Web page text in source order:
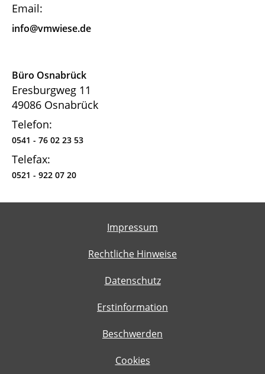
Email:
info@vmwiese.de
Büro Osnabrück
Eresburgweg 11
49086 Osnabrück
Telefon:
0541 - 76 02 23 53
Telefax:
0521 - 922 07 20
Impressum
Rechtliche Hinweise
Datenschutz
Erstinformation
Beschwerden
Cookies